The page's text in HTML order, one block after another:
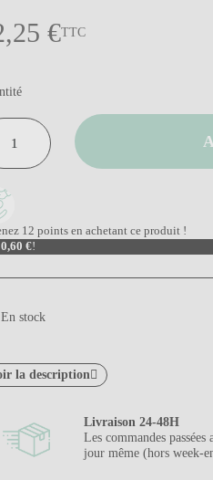
€TTC
12 points en achetant ce produit !
0,60 €!
En stock
la description
Livraison 24-48H
Les commandes
jour même (hors week-